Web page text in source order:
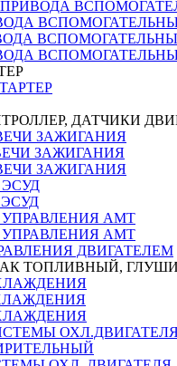
ПРИВОДА
ДАТЧИКИ
ЗАЖИГАНИЯ
ЗАЖИГАНИЯ
ЗАЖИГАНИЯ
ЭСУД
ЭСУД
УПРАВЛЕНИЯ АМТ
УПРАВЛЕНИЯ АМТ
ДВИГАТЕЛЕМ
ТОПЛИВНЫЙ,